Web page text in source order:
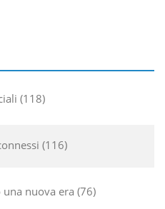
118
116
nuova era 76